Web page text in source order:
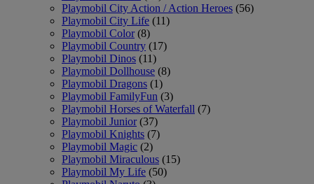
Playmobil City Action / Action Heroes (56)
Playmobil City Life (11)
Playmobil Color (8)
Playmobil Country (17)
Playmobil Dinos (11)
Playmobil Dollhouse (8)
Playmobil Dragons (1)
Playmobil FamilyFun (3)
Playmobil Horses of Waterfall (7)
Playmobil Junior (37)
Playmobil Knights (7)
Playmobil Magic (2)
Playmobil Miraculous (15)
Playmobil My Life (50)